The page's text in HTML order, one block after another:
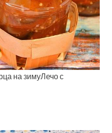
на зимуЛечо с